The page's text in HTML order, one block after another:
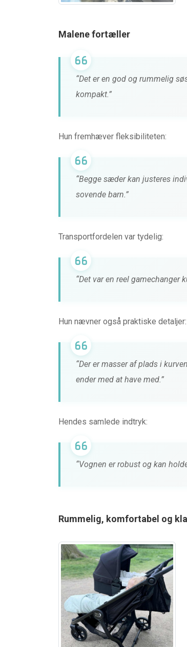
Malene fortæller
“Det er en god og rummelig
kompakt.”
Hun fremhæver fleksibiliteten:
“Begge sæder kan justeres
sovende barn.”
Transportfordelen var tydelig:
“Det var en reel gamechanger
Hun nævner også praktiske detaljer:
“Der er masser af plads i
ender med at have med.”
Hendes samlede indtryk:
“Vognen er robust og kan
Rummelig, komfortabel og